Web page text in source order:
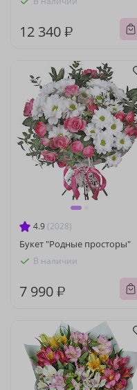
12 340 ₽
4.9 (2028)
Букет "Родные просторы"
В наличии
7 990 ₽